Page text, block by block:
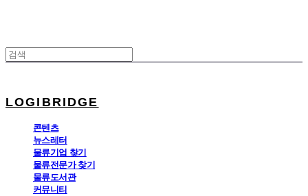
LOGIBRIDGE
콘텐츠
뉴스레터
물류기업 찾기
물류전문가 찾기
물류도서관
커뮤니티